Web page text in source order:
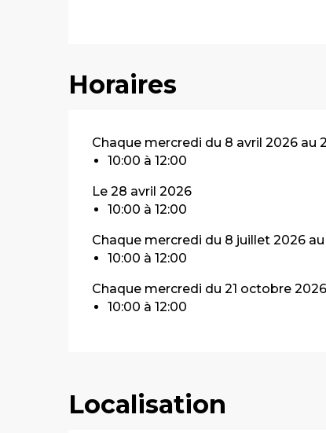
Horaires
Chaque mercredi du 8 avril 2026 au
10:00 à 12:00
Le 28 avril 2026
10:00 à 12:00
Chaque mercredi du 8 juillet 2026
10:00 à 12:00
Chaque mercredi du 21 octobre
10:00 à 12:00
Localisation